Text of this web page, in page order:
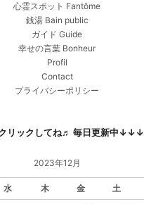
心霊スポット Fantôme
銭湯 Bain public
ガイド Guide
幸せの言葉 Bonheur
Profil
Contact
プライバシーポリシー
リックしてね♬ 毎日更新中↓↓↓
2023年12月
水 木 金 土